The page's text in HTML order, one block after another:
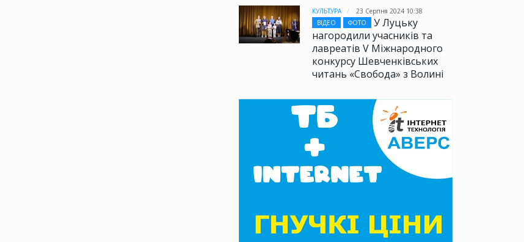
КУЛЬТУРА
23 Серпня 2024 10:38
ВІДЕО
ФОТО
У Луцьку
нагородили учасників та
лавреатів V Міжнародного
конкурсу Шевченківських
читань «Свобода» з Волині